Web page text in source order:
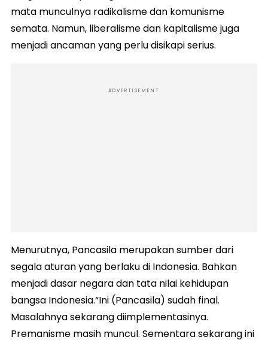
mata munculnya radikalisme dan komunisme
semata. Namun, liberalisme dan kapitalisme juga
menjadi ancaman yang perlu disikapi serius.
ADVERTISEMENT
Menurutnya, Pancasila merupakan sumber dari
segala aturan yang berlaku di Indonesia. Bahkan
menjadi dasar negara dan tata nilai kehidupan
bangsa Indonesia.“Ini (Pancasila) sudah final.
Masalahnya sekarang diimplementasinya.
Premanisme masih muncul. Sementara sekarang ini